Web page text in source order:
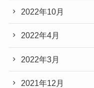
2022年10月
2022年4月
2022年3月
2021年12月